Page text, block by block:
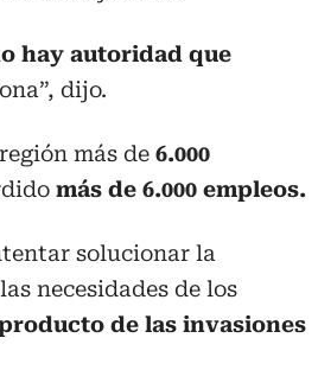
hay autoridad que
dijo.
más de 6.000
más de 6.000 empleos.
solucionar la
necesidades de los
de las invasiones